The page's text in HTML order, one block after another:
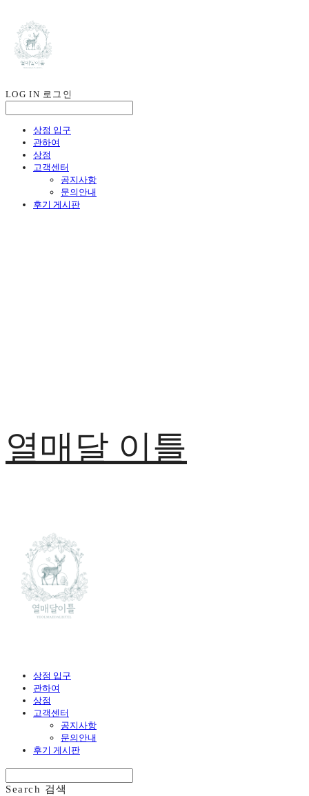
LOG IN 로그인
상점 입구
관하여
상점
고객센터
공지사항
문의안내
후기 게시판
열매달 이틀
상점 입구
관하여
상점
고객센터
공지사항
문의안내
후기 게시판
Search 검색